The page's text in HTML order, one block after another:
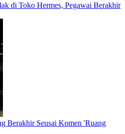
di Toko Hermes, Pegawai Berakhir
Berakhir Seusai Komen 'Ruang